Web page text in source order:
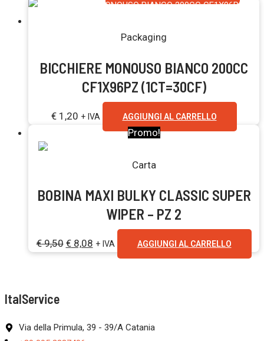
Packaging
BICCHIERE MONOUSO BIANCO 200CC
CF1X96PZ (1CT=30CF)
€1,20 + IVA AGGIUNGI AL CARRELLO
Promo!
Carta
BOBINA MAXI BULKY CLASSIC SUPER
WIPER – PZ 2
€9,50 €8,08 + IVA AGGIUNGI AL CARRELLO
ItalService
Via della Primula, 39 - 39/A Catania